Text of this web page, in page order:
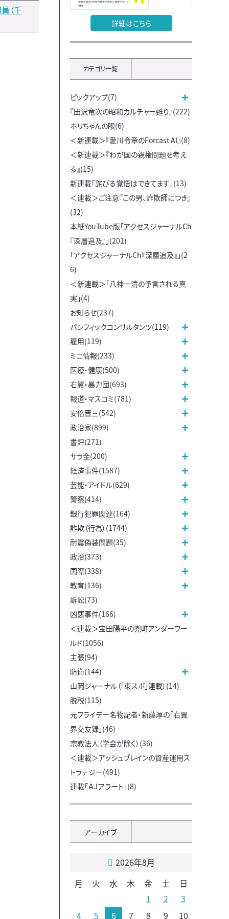
（千
詳細はこちら
カテゴリ一覧
ピックアップ(7)
『田沢竜次の昭和カルチャー甦り』(222)
ホリちゃんの眼(6)
＜新連載＞『愛川令章のForcast AI』(8)
＜新連載＞『わが国の親権問題を考え
る』(15)
新連載「詫びる覚悟はできてます」(13)
＜連載＞ご注意『この男、詐欺師につき』
(32)
本紙YouTube版「アクセスジャーナルCh
『深層追及』」(201)
「アクセスジャーナルCh『深層追及』」(2
6)
＜新連載＞「八神一清の予言される真
実」(4)
お知らせ(237)
パシフィックコンサルタンツ(119)
雇用(119)
ミニ情報(233)
医療・健康(500)
右翼・暴力団(693)
報道・マスコミ(781)
安倍晋三(542)
政治家(899)
書評(271)
サラ金(200)
経済事件(1587)
芸能・アイドル(629)
警察(414)
銀行犯罪関連(164)
詐欺（行為）(1744)
耐震偽装問題(35)
政治(373)
国際(338)
教育(136)
訴訟(73)
凶悪事件(166)
＜連載＞宝田陽平の兜町アンダーワー
ルド(1056)
主張(94)
防衛(144)
山岡ジャーナル（「東スポ」連載）(14)
脱税(115)
元フライデー名物記者・新藤厚の「右翼
界交友録」(46)
宗教法人（学会が除く）(36)
＜連載＞アッシュブレインの資産運用ス
トラテジー(491)
連載「ＡＪアラート」(8)
アーカイブ
2026年8月
月
火 水 木 金 土
日
1
2
3
4
5 6 7 8 9 10